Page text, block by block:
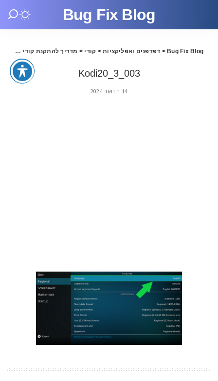
Bug Fix Blog
Bug Fix Blog
> דפדפנים ואפליקציות> קודי > מדריך להתקנת קודי 20.3 בעברית
Kodi20_3_003
14 בינואר 2024